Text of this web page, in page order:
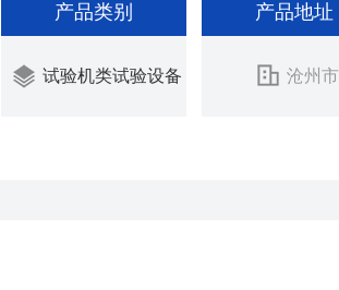
产品类别
试验机类试验设备
产品地址
沧州市